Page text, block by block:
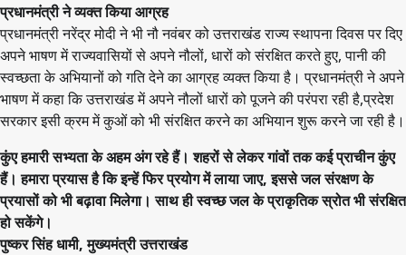
प्रधानमंत्री ने व्यक्त किया आग्रह
प्रधानमंत्री नरेंद्र मोदी ने भी नौ नवंबर को उत्तराखंड राज्य स्थापना दिवस पर दिए
अपने भाषण में राज्यवासियों से अपने नौलों, धारों को संरक्षित करते हुए, पानी की
स्वच्छता के अभियानों को गति देने का आग्रह व्यक्त किया है। प्रधानमंत्री ने अपने
भाषण में कहा कि उत्तराखंड में अपने नौलों धारों को पूजने की परंपरा रही है,प्रदेश
सरकार इसी क्रम में कुओं को भी संरक्षित करने का अभियान शुरू करने जा रही है।
कुंए हमारी सभ्यता के अहम अंग रहे हैं। शहरों से लेकर गांवों तक कई प्राचीन कुंए
हैं। हमारा प्रयास है कि इन्हें फिर प्रयोग में लाया जाए, इससे जल संरक्षण के
प्रयासों को भी बढ़ावा मिलेगा। साथ ही स्वच्छ जल के प्राकृतिक स्रोत भी संरक्षित
हो सकेंगे।
पुष्कर सिंह धामी, मुख्यमंत्री उत्तराखंड